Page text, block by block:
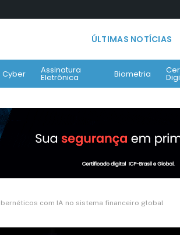
ÚLTIMAS NOTÍCIAS
Cyber Assinatura
Eletrônica Biometria
com IA no sistema financeiro global